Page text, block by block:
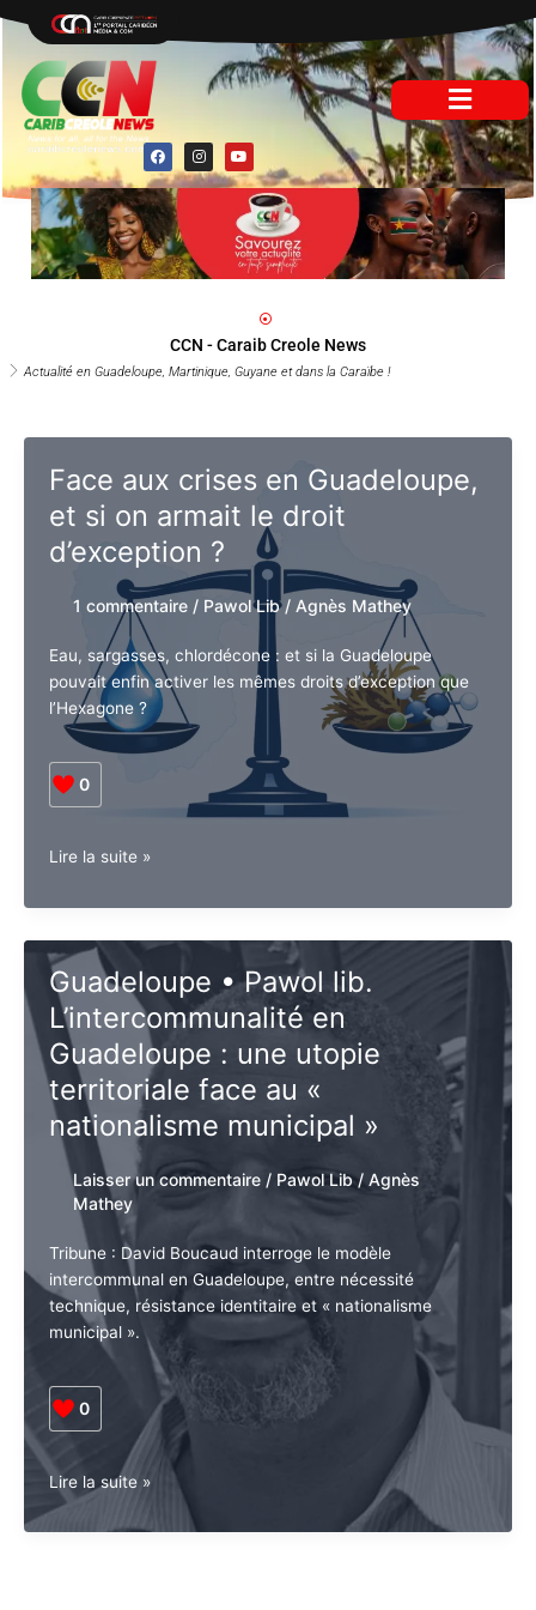
contenu
F
a
c
e
b
o
o
k
I
n
s
t
m
Y
o
u
t
b
e
Actualité en Guadeloupe, Martinique, Guyane et dans la Caraïbe !
CCN - Caraib Creole News
Face aux crises en Guadeloupe,
et si on armait le droit
d’exception ?
1 commentaire / Pawol Lib/ Agnès Mathey
Eau, sargasses, chlordécone : et si la Guadeloupe
pouvait enfin activer les mêmes droits d’exception que
l’Hexagone ?
0
Face
crises
Guadeloupe,
et
si
on
armait
le
droit
d’exception
Lire la suite »
Guadeloupe • Pawol lib.
L’intercommunalité en
Guadeloupe : une utopie
territoriale face au «
nationalisme municipal »
Laisser un commentaire / Pawol Lib/ Agnès
Mathey
Tribune : David Boucaud interroge le modèle
intercommunal en Guadeloupe, entre nécessité
technique, résistance identitaire et « nationalisme
municipal ».
0
Guadeloupe
•
Pawol
Lire la suite »